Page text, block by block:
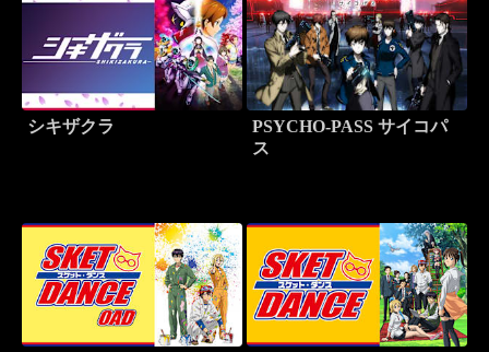
シキザクラ
PSYCHO-PASS サイコパ
ス